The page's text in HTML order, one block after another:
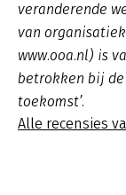
veranderende
van
www.ooa.nl) is
betrokken bij de
toekomst’.
Alle recensies